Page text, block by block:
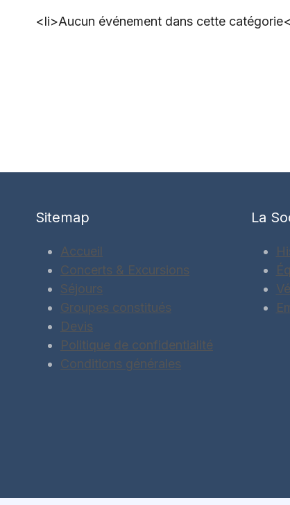
<li>Aucun événement dans cette
Sitemap
Accueil
Concerts & Excursions
Séjours
Groupes constitués
Devis
Politique de confidentialité
Conditions générales
La